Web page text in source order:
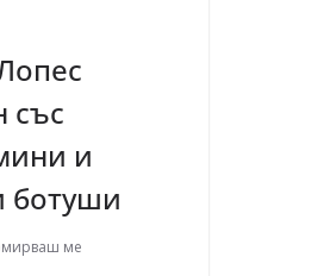
със
и
ботуши
ме